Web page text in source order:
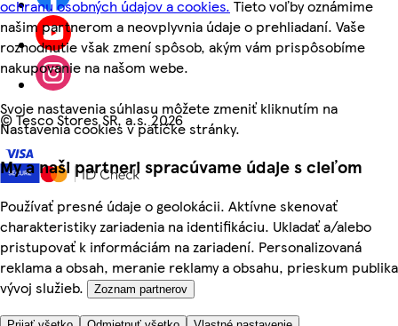
ochranu osobných údajov a cookies. Tieto voľby oznámime
našim partnerom a neovplyvnia údaje o prehliadaní. Vaše
rozhodnutie však zmení spôsob, akým vám prispôsobíme
nakupovanie na našom webe.
Svoje nastavenia súhlasu môžete zmeniť kliknutím na
Nastavenia cookies v pätičke stránky.
My a naši partneri spracúvame údaje s cieľom
Používať presné údaje o geolokácii. Aktívne skenovať
charakteristiky zariadenia na identifikáciu. Ukladať a/alebo
pristupovať k informáciám na zariadení. Personalizovaná
reklama a obsah, meranie reklamy a obsahu, prieskum
vývoj služieb.
Zoznam partnerov
©Tesco Stores SR, a.s. 2026